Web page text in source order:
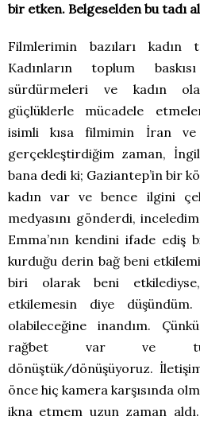
bir etken. Belgeselden bu tadı
Filmlerimin bazıları kadın
Kadınların toplum
sürdürmeleri ve kadın
güçlüklerle mücadele
isimli kısa filmimin İran ve
gerçekleştirdiğim zaman,
bana dedi ki; Gaziantep’in bir
kadın var ve bence ilgini
medyasını gönderdi,
Emma’nın kendini ifade ediş
kurduğu derin bağ beni
biri olarak beni
etkilemesin diye
olabileceğine inandım.
rağbet var ve
dönüştük/dönüşüyoruz.
önce hiç kamera karşısında
ikna etmem uzun zaman